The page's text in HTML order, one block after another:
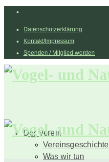
Datenschutzerklärung
Kontakt/Impressum
Spenden / Mitglied werden
Der Verein
Vereinsgeschichte
Was wir tun